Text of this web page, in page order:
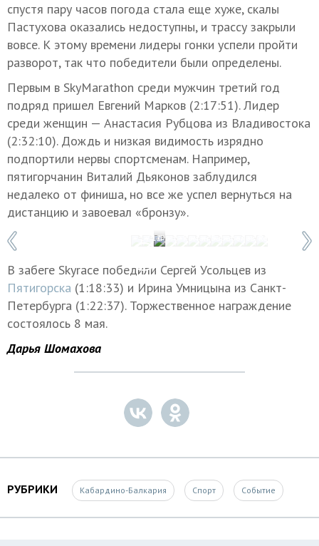
спустя пару часов погода стала еще хуже, скалы
Пастухова оказались недоступны, и трассу закрыли
вовсе. К этому времени лидеры гонки успели пройти
разворот, так что победители были определены.
Первым в SkyMarathon среди мужчин третий год
подряд пришел Евгений Марков (2:17:51). Лидер
среди женщин — Анастасия Рубцова из Владивостока
(2:32:10). Дождь и низкая видимость изрядно
подпортили нервы спортсменам. Например,
пятигорчанин Виталий Дьяконов заблудился
недалеко от финиша, но все же успел вернуться на
дистанцию и завоевал «бронзу».
Фото: Роман Барабонов/Red Fox Elbrus
1 / 12
В забеге Skyrace победили Сергей Усольцев из
Пятигорска (1:18:33) и Ирина Умницына из Санкт-
Петербурга (1:22:37). Торжественное награждение
состоялось 8 мая.
Дарья Шомахова
РУБРИКИ Кабардино-Балкария Спорт Событие